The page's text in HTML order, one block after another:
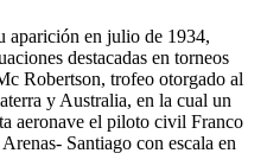
aparición en julio de 1934,
destacadas en torneos
Robertson, trofeo otorgado al
y Australia, en la cual un
aeronave el piloto civil Franco
Santiago con escala en